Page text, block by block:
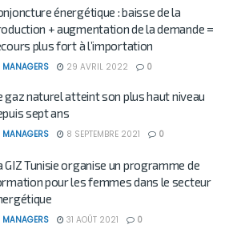
énergétique : baisse de la
+ augmentation de la demande =
plus fort à l’importation
MANAGERS 29 AVRIL 2022 0
gaz naturel atteint son plus haut niveau
sept ans
MANAGERS 8 SEPTEMBRE 2021 0
GIZ Tunisie organise un programme de
pour les femmes dans le secteur
MANAGERS 31 AOÛT 2021 0